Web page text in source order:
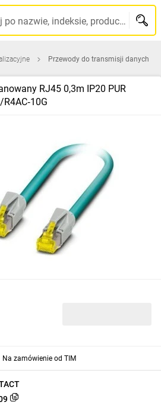
Szukaj po nazwie, indeksie, producencie, kodzie kreskowym...
Przewody do transmisji danych
RJ45 0,3m IP20 PUR
R4AC‑10G
Na zamówienie od TIM